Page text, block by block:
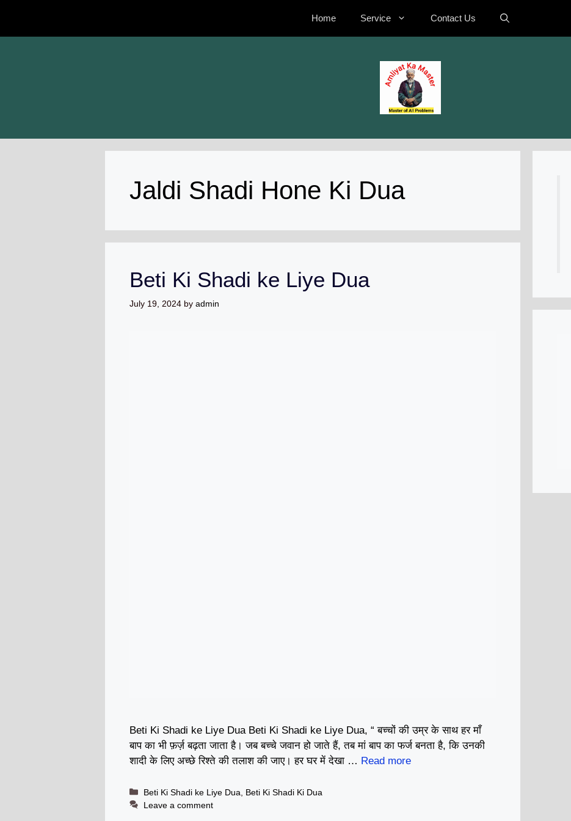
content
Home Service Contact Us
Jaldi Shadi Hone Ki Dua
Beti Ki Shadi ke Liye Dua
July 19, 2024 by admin
Beti Ki Shadi ke Liye Dua Beti Ki Shadi ke Liye Dua, “ बच्चों की उम्र के साथ हर माँ
बाप का भी फ़र्ज़ बढ़ता जाता है। जब बच्चे जवान हो जाते हैं, तब मां बाप का फर्ज बनता है, कि उनकी
शादी के लिए अच्छे रिश्ते की तलाश की जाए। हर घर में देखा … Read more
Categories
Beti Ki Shadi ke Liye Dua
Beti Ki Shadi Ki Dua
Leave a comment